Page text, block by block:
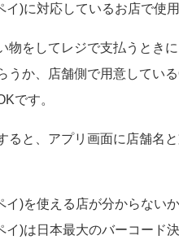
イ)に対応しているお店で使
物をしてレジで支払うとき
うか、店舗側で用意してい
です。
ると、アプリ画面に店舗名
イ)を使える店が分からない
イ)は日本最大のバーコード